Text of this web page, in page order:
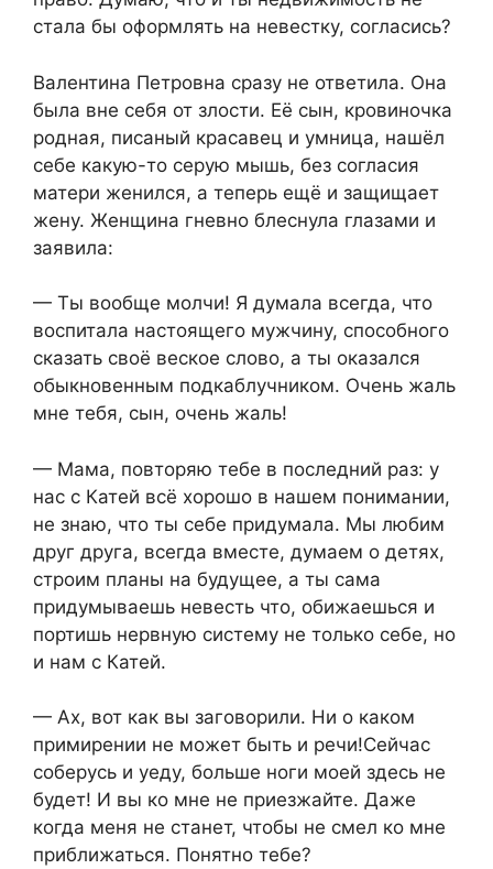
стала бы оформлять на невестку, согласись?
Валентина Петровна сразу не ответила. Она
была вне себя от злости. Её сын, кровиночка
родная, писаный красавец и умница, нашёл
себе какую-то серую мышь, без согласия
матери женился, а теперь ещё и защищает
жену. Женщина гневно блеснула глазами и
заявила:
— Ты вообще молчи! Я думала всегда, что
воспитала настоящего мужчину, способного
сказать своё веское слово, а ты оказался
обыкновенным подкаблучником. Очень жаль
мне тебя, сын, очень жаль!
— Мама, повторяю тебе в последний раз: у
нас с Катей всё хорошо в нашем понимании,
не знаю, что ты себе придумала. Мы любим
друг друга, всегда вместе, думаем о детях,
строим планы на будущее, а ты сама
придумываешь невесть что, обижаешься и
портишь нервную систему не только себе, но
и нам с Катей.
— Ах, вот как вы заговорили. Ни о каком
примирении не может быть и речи!Сейчас
соберусь и уеду, больше ноги моей здесь не
будет! И вы ко мне не приезжайте. Даже
когда меня не станет, чтобы не смел ко мне
приближаться. Понятно тебе?